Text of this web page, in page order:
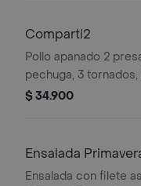
Comparti2
Pollo apanado 2
pechuga, 3
papas a la francesa
$ 34.900
Ensalada
Ensalada con filete